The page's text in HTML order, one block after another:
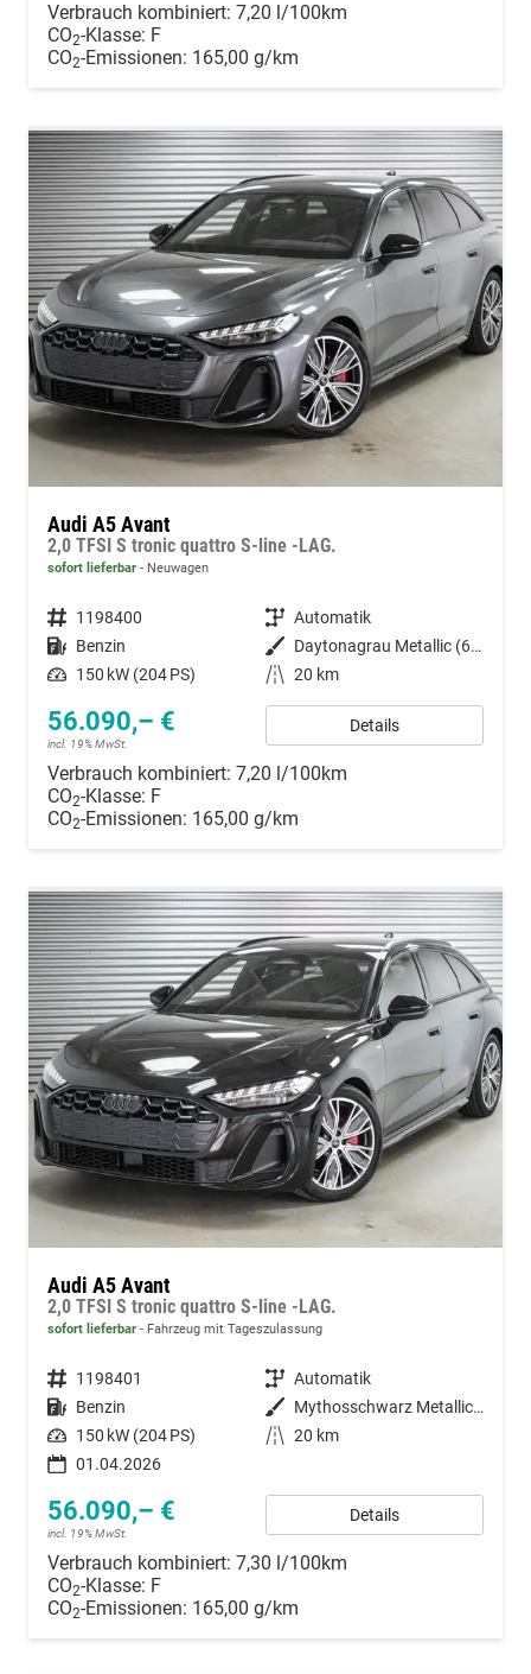
Verbrauch kombiniert: 7,20 l/100km
CO2-Klasse: F
CO2-Emissionen: 165,00 g/km
Audi A5 Avant
2,0 TFSI S tronic quattro S-line -LAG.
sofort lieferbar Neuwagen
Fahrzeugnummer 1198400 Getriebe Automatik
Kraftstoff Benzin Außenfarbe
Daytonagrau Metallic (6Y)
Leistung 150 kW (204 PS) Kilometerstand 20 km
56.090,– €
incl. 19% MwSt.
Details
Verbrauch kombiniert: 7,20 l/100km
CO2-Klasse: F
CO2-Emissionen: 165,00 g/km
Audi A5 Avant
2,0 TFSI S tronic quattro S-line -LAG.
sofort lieferbar Fahrzeug mit Tageszulassung
Fahrzeugnummer 1198401 Getriebe Automatik
Kraftstoff Benzin Außenfarbe
Mythosschwarz Metallic (0E)
Leistung 150 kW (204 PS) Kilometerstand 20 km
01.04.2026
56.090,– €
incl. 19% MwSt.
Details
Verbrauch kombiniert: 7,30 l/100km
CO2-Klasse: F
CO2-Emissionen: 165,00 g/km